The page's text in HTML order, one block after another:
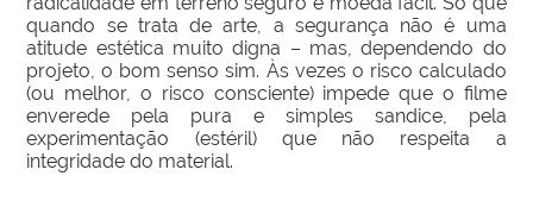
quando se trata de arte, a segurança não é uma
atitude estética muito digna – mas, dependendo do
projeto, o bom senso sim. Às vezes o risco calculado
(ou melhor, o risco consciente) impede que o filme
enverede pela pura e simples sandice, pela
experimentação (estéril) que não respeita a
integridade do material.